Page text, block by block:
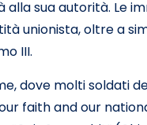
sua autorità. Le
unionista, oltre a
III.
dove molti soldati
faith and our